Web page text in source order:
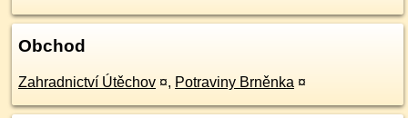
Obchod
Zahradnictví Útěchov ¤, Potraviny Brněnka ¤